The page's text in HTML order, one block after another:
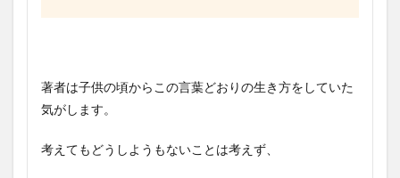
著者は子供の頃からこの言葉どおりの生き方をしていた
気がします。
考えてもどうしようもないことは考えず、